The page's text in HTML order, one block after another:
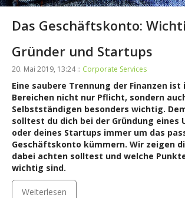
Das Geschäftskonto:
Gründer und Startups
20. Mai 2019, 13:24 :: Corporate Services
Eine saubere Trennung der Finanzen ist
Bereichen nicht nur Pflicht, sondern
Selbstständigen besonders wichtig.
solltest du dich bei der Gründung eines
oder deines Startups immer um das
Geschäftskonto kümmern. Wir zeigen
dabei achten solltest und welche
wichtig sind.
Weiterlesen